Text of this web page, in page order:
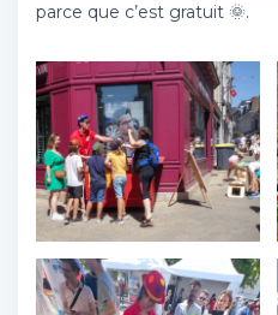
parce que c’est gratuit 🌞.